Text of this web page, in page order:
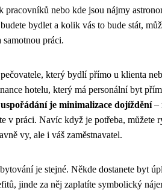
pracovníků nebo kde jsou nájmy
bydlet a kolik vás to bude stát,
samotnou práci.
který bydlí přímo u klienta
hotelu, který má personální byt
je minimalizace dojíždění–
v práci. Navíc když je potřeba, můžete
vy, ale i váš zaměstnavatel.
je stejné. Někde dostanete byt
jinde za něj zaplatíte symbolický